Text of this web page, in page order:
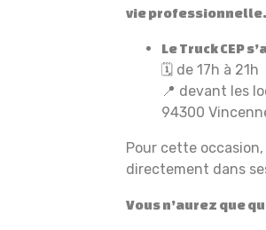
vie professionnelle.
Le Truck CEP
🗓️ de 17h à 21h
📍 devant les
94300
Pour cette
directement dans
Vous n’aurez que